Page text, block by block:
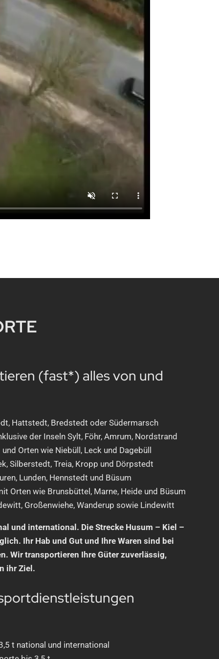
(fast*) alles von und
Hattstedt, Bredstedt oder Südermarsch
der Inseln Sylt, Föhr, Amrum, Nordstrand
Orten wie Niebüll, Leck und Dagebüll
Silberstedt, Treia, Kropp und Dörpstedt
Lunden, Hennstedt und Büsum
Orten wie Brunsbüttel, Marne, Heide und Büsum
Großenwiehe, Wanderup sowie Lindewitt
und international. Die Strecke Husum – Kiel –
Ihr Hab und Gut und Ihre Waren sind bei
Wir transportieren Ihre Güter zuverlässig,
ihr Ziel.
t national und international